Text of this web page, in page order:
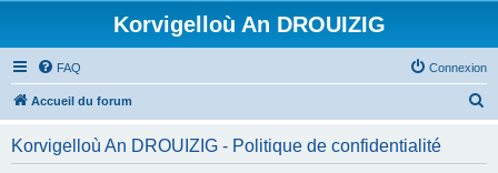
Korvigelloù An DROUIZIG
FAQ Connexion
Accueil du forum
Korvigelloù An DROUIZIG - Politique de confidentialité